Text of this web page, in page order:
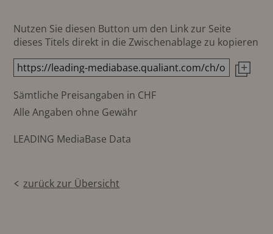
Nutzen Sie diesen Button um den Link zur Seite
dieses Titels direkt in die Zwischenablage zu kopieren
Sämtliche Preisangaben in CHF
Alle Angaben ohne Gewähr
LEADING MediaBase Data
zurück zur Übersicht